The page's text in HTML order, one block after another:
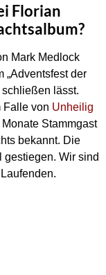
Florian
Mark Medlock
„Adventsfest der
lässt.
Falle von Unheilig
Stammgast
bekannt. Die
gestiegen. Wir sind